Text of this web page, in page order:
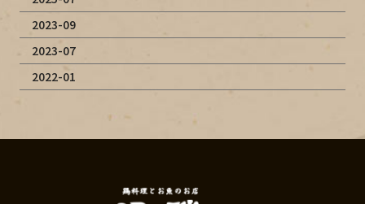
2023-09
2023-07
2022-01